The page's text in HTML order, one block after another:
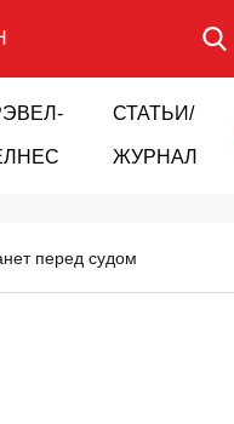
СТАТЬИ/
ЖУРНАЛ
перед судом